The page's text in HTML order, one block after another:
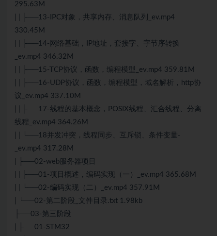
295.63M
| | ├──13-IPC对象，共享内存、消息队列_ev.mp4
330.45M
| | ├──14-网络基础，IP地址，套接字、字节序转换
_ev.mp4 346.32M
| | ├──15-TCP协议，函数，编程模型_ev.mp4 359.81M
| | ├──16-UDP协议，函数，编程模型，域名解析，http协
议_ev.mp4 337.10M
| | ├──17-线程的基本概念，POSIX线程、汇合线程、分离
线程_ev.mp4 364.26M
| | └──18并发冲突，线程同步、互斥锁、条件变量-
_ev.mp4 317.28M
| ├──02-web服务器项目
| | ├──01-项目概述，编码实现（一）_ev.mp4 365.68M
| | └──02-编码实现（二）_ev.mp4 357.91M
| └──02-第二阶段_文件目录.txt 1.98kb
├──03-第三阶段
| ├──01-STM32